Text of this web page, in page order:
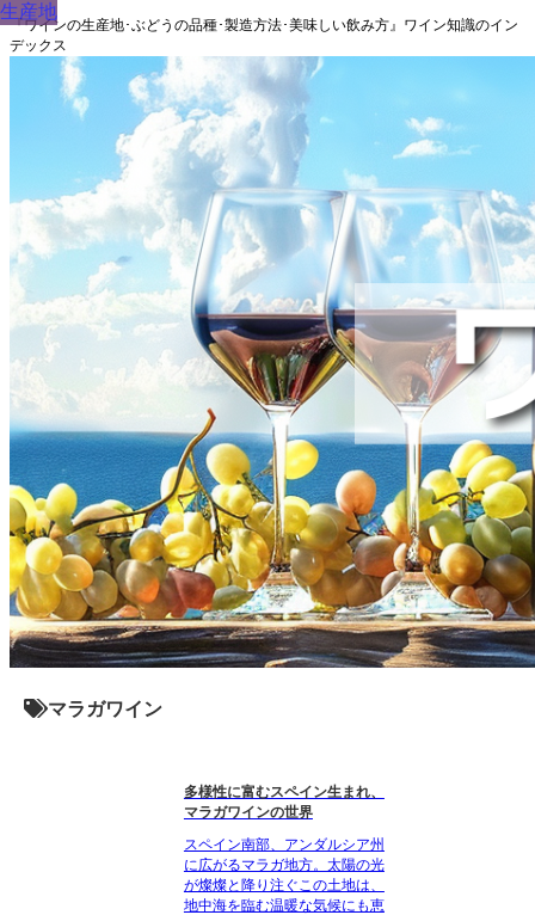
『ワインの生産地･ぶどうの品種･製造方法･美味しい飲み方』ワイン知識のイン
デックス
マラガワイン
生産地
多様性に富むスペイン生まれ、
マラガワインの世界
スペイン南部、アンダルシア州
に広がるマラガ地方。太陽の光
が燦燦と降り注ぐこの土地は、
地中海を臨む温暖な気候にも恵